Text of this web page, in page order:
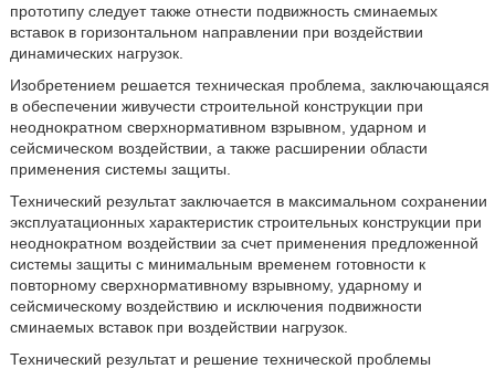
прототипу следует также отнести подвижность сминаемых
вставок в горизонтальном направлении при воздействии
динамических нагрузок.
Изобретением решается техническая проблема, заключающаяся
в обеспечении живучести строительной конструкции при
неоднократном сверхнормативном взрывном, ударном и
сейсмическом воздействии, а также расширении области
применения системы защиты.
Технический результат заключается в максимальном сохранении
эксплуатационных характеристик строительных конструкции при
неоднократном воздействии за счет применения предложенной
системы защиты с минимальным временем готовности к
повторному сверхнормативному взрывному, ударному и
сейсмическому воздействию и исключения подвижности
сминаемых вставок при воздействии нагрузок.
Технический результат и решение технической проблемы